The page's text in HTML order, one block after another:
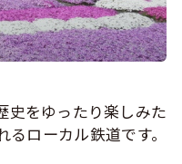
史をゆったり楽しみた
ローカル鉄道です。